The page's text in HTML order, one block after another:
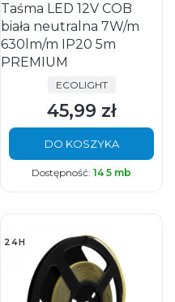
Taśma LED 12V COB
biała neutralna 7W/m
630lm/m IP20 5m
PREMIUM
PRODUCENT
ECOLIGHT
Cena
45,99 zł
DO KOSZYKA
Dostępność: 14 5 mb
24H